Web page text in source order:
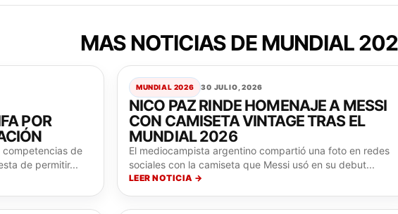
MAS NOTICIAS DE MUNDIAL
POR
competencias de
de permitir...
MUNDIAL 2026 30 JULIO, 2026
NICO PAZ RINDE HOMENAJE A MESSI
CON CAMISETA VINTAGE TRAS EL
MUNDIAL 2026
El mediocampista argentino compartió una foto en redes
sociales con la camiseta que Messi usó en su debut...
LEER NOTICIA →